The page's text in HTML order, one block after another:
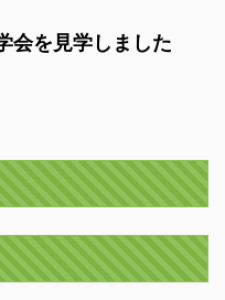
会を見学しました